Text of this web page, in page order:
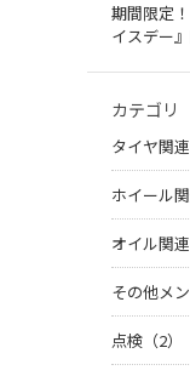
期間限定
イスデー
カテゴリ
タイヤ関連
ホイール関
オイル関連
その他メ
点検（2）